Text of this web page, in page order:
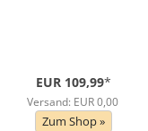
EUR 109,99*
Versand: EUR 0,00
Zum Shop »